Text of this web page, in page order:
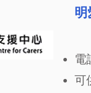
明
電
可